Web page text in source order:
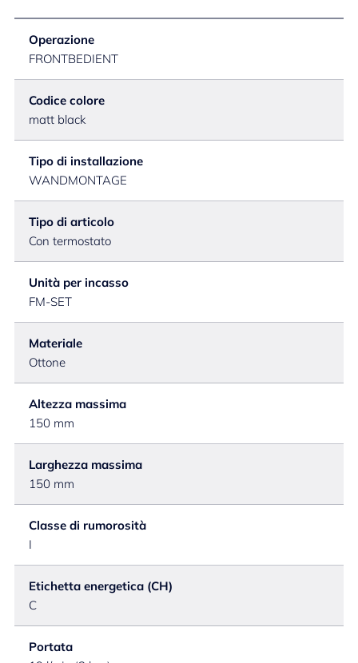
Operazione
FRONTBEDIENT
Codice colore
matt black
Tipo di installazione
WANDMONTAGE
Tipo di articolo
Con termostato
Unità per incasso
FM-SET
Materiale
Ottone
Altezza massima
150 mm
Larghezza massima
150 mm
Classe di rumorosità
I
Etichetta energetica (CH)
C
Portata